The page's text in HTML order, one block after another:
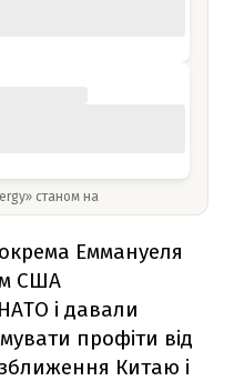
станом на
Еммануеля
США
і давали
профіти від
Китаю і